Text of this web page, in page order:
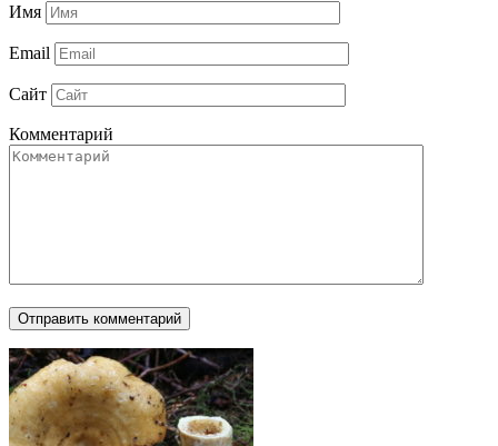
Имя
Email
Сайт
Комментарий